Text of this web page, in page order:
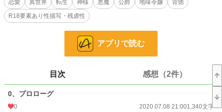
そして、壁画の完成後彼女は‥‥。
30,230 位 / 228,574 件
12,871 位 / 66,310 件
24h.ポイント 14 pt
文字数
恋愛
異世界 転生 神様 悪魔 公爵 地味令嬢
背徳
R18要素あり性描写・残虐性
アプリで読む
目次 感想（2件）
0、プロローグ
0 2020.07.08 21:001,340文字